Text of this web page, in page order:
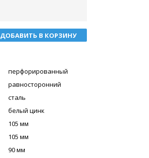
ДОБАВИТЬ В КОРЗИНУ
перфорированный
равносторонний
сталь
белый цинк
105 мм
105 мм
90 мм